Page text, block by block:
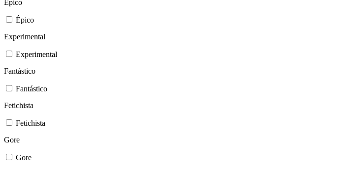
Épico
Épico
Experimental
Experimental
Fantástico
Fantástico
Fetichista
Fetichista
Gore
Gore